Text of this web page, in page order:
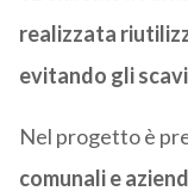
realizzata
evitando gli scavi
Nel progetto è
comunali e